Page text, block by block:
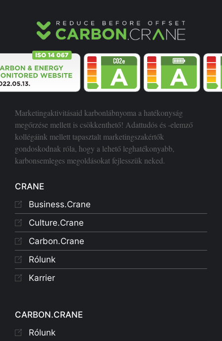
Marketingaktivitásaid karbonlábnyoma a hatékonyság
megőrzése mellett is csökkenthető! Adattudós és -elemző
kollégáink mellett tapasztalt marketingszakértők
gondoskodnak róla, hogy a lehető leghatékonyabb,
karbonsemleges megoldásokat fejlesszük neked.
CRANE
Business.Crane
Culture.Crane
Carbon.Crane
Rólunk
Karrier
CARBON.CRANE
Rólunk